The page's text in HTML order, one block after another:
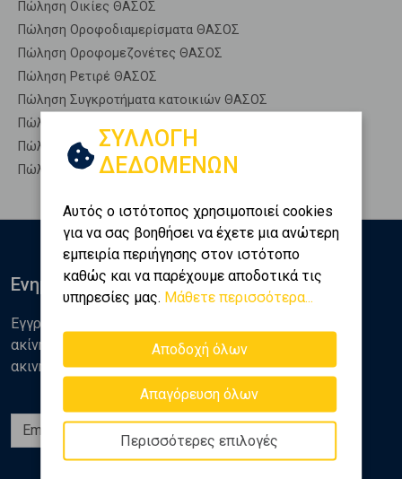
Πώληση Οικίες ΘΑΣΟΣ
Πώληση Οροφοδιαμερίσματα ΘΑΣΟΣ
Πώληση Οροφομεζονέτες ΘΑΣΟΣ
Πώληση Ρετιρέ ΘΑΣΟΣ
Πώληση Συγκροτήματα κατοικιών ΘΑΣΟΣ
Πώληση Υπόγεια ΘΑΣΟΣ
Πώληση Υπόσκαφα ΘΑΣΟΣ
Πώληση Υπολ. υψουν ΘΑΣΟΣ
ΣΥΛΛΟΓΗ
ΔΕΔΟΜΕΝΩΝ
Αυτός ο ιστότοπος χρησιμοποιεί cookies
για να σας βοηθήσει να έχετε μια ανώτερη
εμπειρία περιήγησης στον ιστότοπο
καθώς και να παρέχουμε αποδοτικά τις
υπηρεσίες μας. Μάθετε περισσότερα...
Αποδοχή όλων
Απαγόρευση όλων
Περισσότερες επιλογές
Ενημερωθείτε
Εγγραφείτε στο newsletter της Golden Home για νέα
ακίνητα, αναλύσεις και διάφορα θέματα της αγοράς
ακινήτων